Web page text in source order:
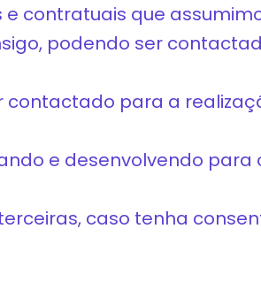
contratuais que
podendo ser
contactado para a
e desenvolvendo para
caso tenha